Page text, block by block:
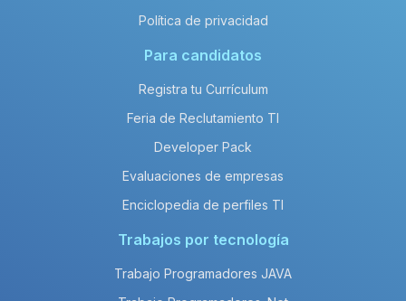
Política de privacidad
Para candidatos
Registra tu Currículum
Feria de Reclutamiento TI
Developer Pack
Evaluaciones de empresas
Enciclopedia de perfiles TI
Trabajos por tecnología
Trabajo Programadores JAVA